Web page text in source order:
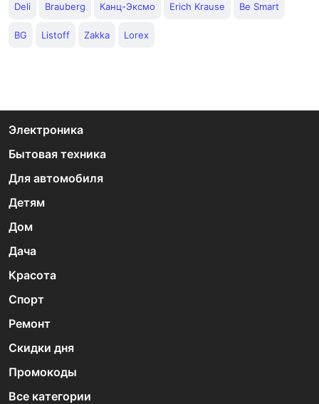
Deli Brauberg Канц-Эксмо Erich Krause Be Smart
BG Listoff Zakka Lorex
Электроника
Бытовая техника
Для автомобиля
Детям
Дом
Дача
Красота
Спорт
Ремонт
Скидки дня
Промокоды
Все категории